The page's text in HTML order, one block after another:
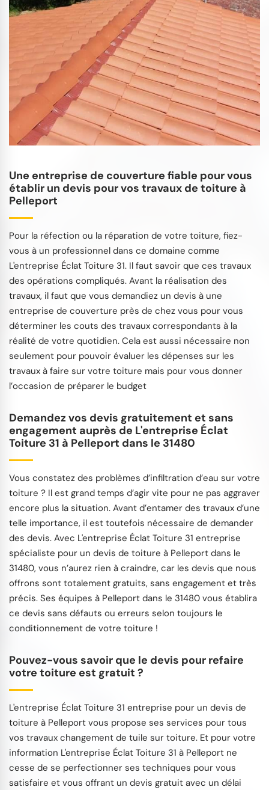
Une entreprise de couverture fiable pour vous
établir un devis pour vos travaux de toiture à
Pelleport
Pour la réfection ou la réparation de votre toiture, fiez-
vous à un professionnel dans ce domaine comme
L'entreprise Éclat Toiture 31. Il faut savoir que ces travaux
des opérations compliqués. Avant la réalisation des
travaux, il faut que vous demandiez un devis à une
entreprise de couverture près de chez vous pour vous
déterminer les couts des travaux correspondants à la
réalité de votre quotidien. Cela est aussi nécessaire non
seulement pour pouvoir évaluer les dépenses sur les
travaux à faire sur votre toiture mais pour vous donner
l’occasion de préparer le budget
Demandez vos devis gratuitement et sans
engagement auprès de L'entreprise Éclat
Toiture 31 à Pelleport dans le 31480
Vous constatez des problèmes d’infiltration d’eau sur votre
toiture ? Il est grand temps d’agir vite pour ne pas aggraver
encore plus la situation. Avant d’entamer des travaux d’une
telle importance, il est toutefois nécessaire de demander
des devis. Avec L'entreprise Éclat Toiture 31 entreprise
spécialiste pour un devis de toiture à Pelleport dans le
31480, vous n’aurez rien à craindre, car les devis que nous
offrons sont totalement gratuits, sans engagement et très
précis. Ses équipes à Pelleport dans le 31480 vous établira
ce devis sans défauts ou erreurs selon toujours le
conditionnement de votre toiture !
Pouvez-vous savoir que le devis pour refaire
votre toiture est gratuit ?
L'entreprise Éclat Toiture 31 entreprise pour un devis de
toiture à Pelleport vous propose ses services pour tous
vos travaux changement de tuile sur toiture. Et pour votre
information L'entreprise Éclat Toiture 31 à Pelleport ne
cesse de se perfectionner ses techniques pour vous
satisfaire et vous offrant un devis gratuit avec un délai